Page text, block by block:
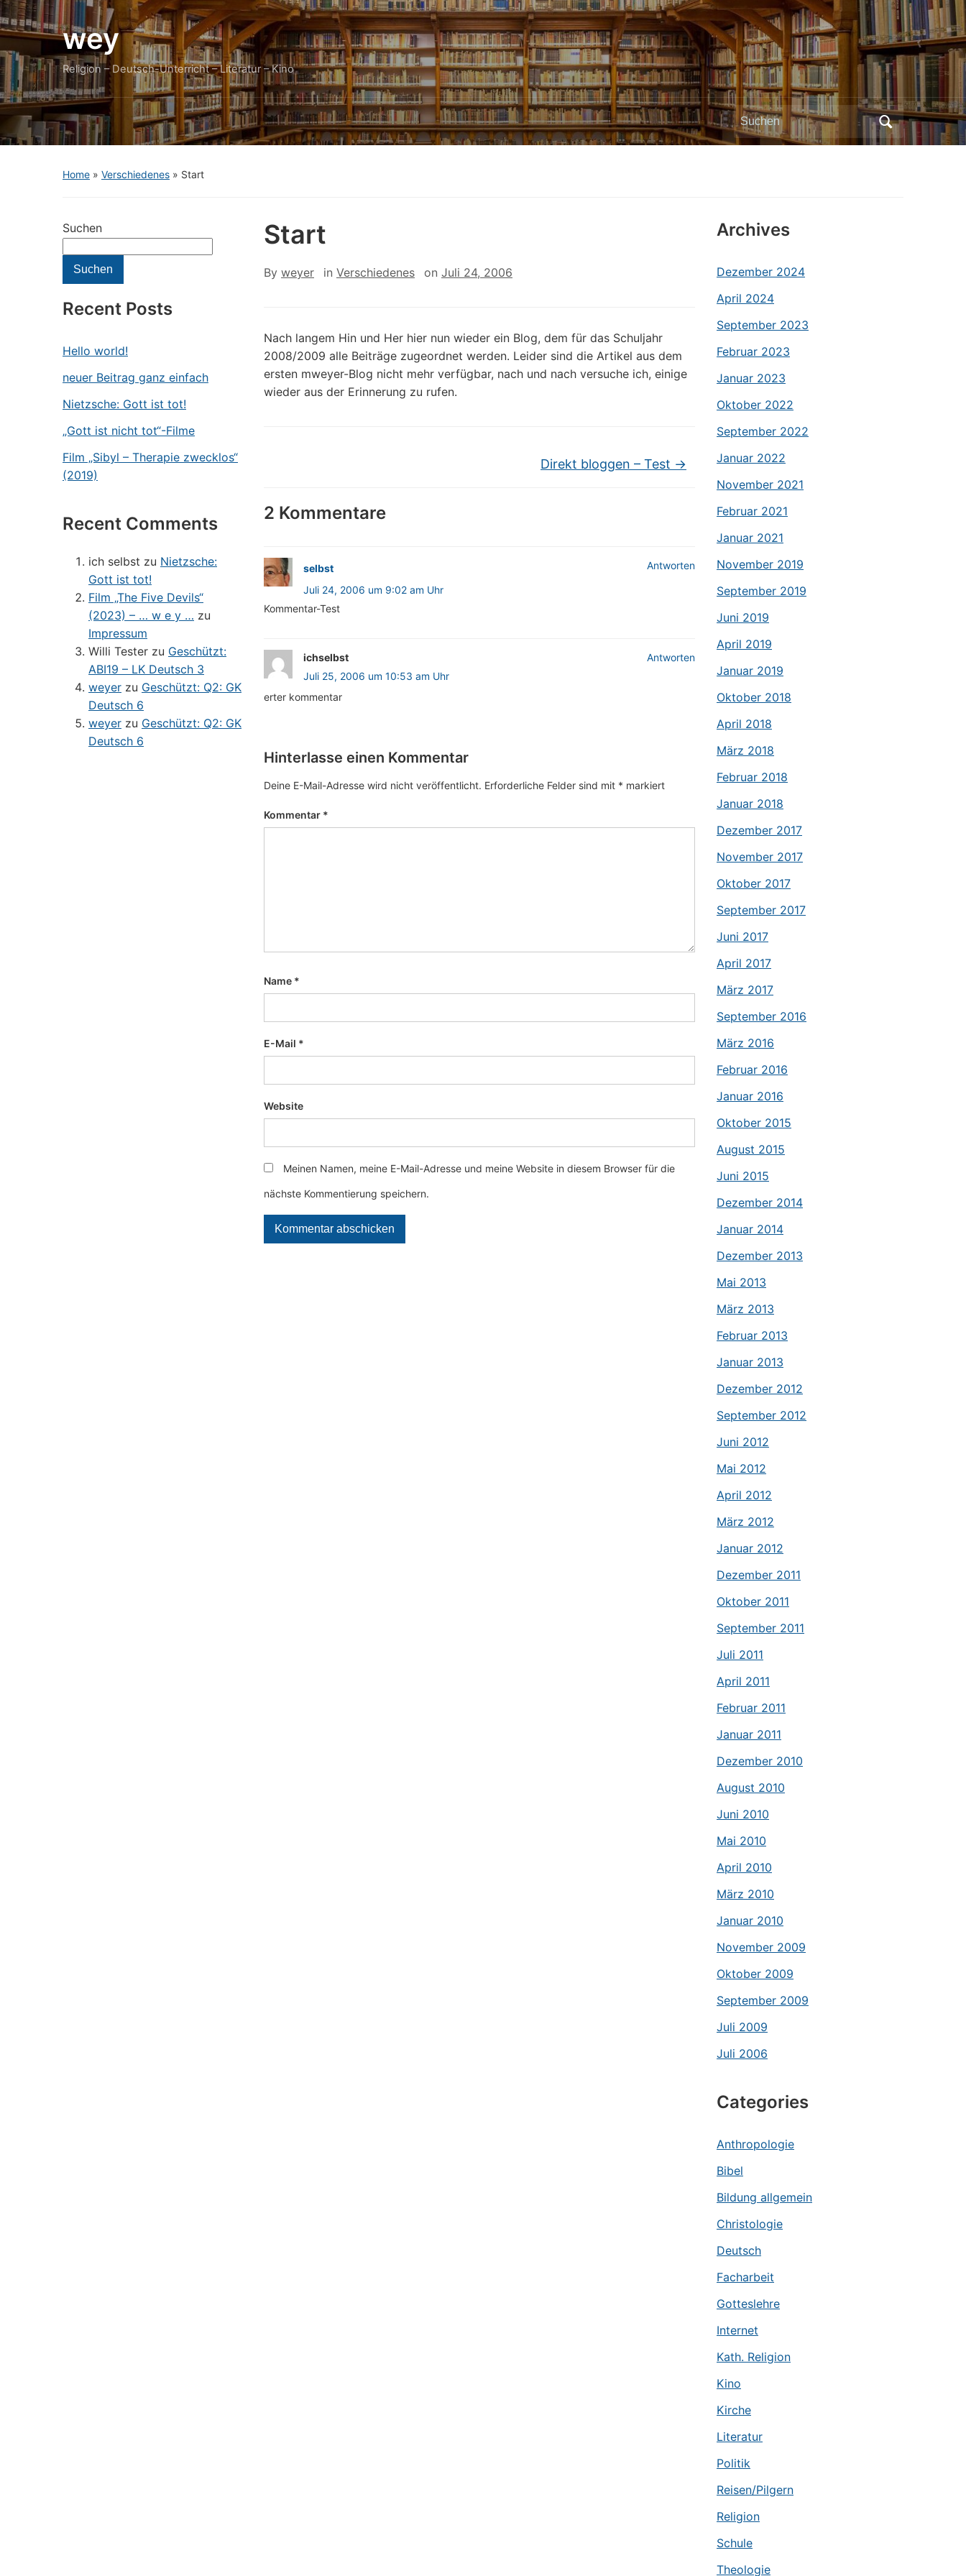
wey
Religion – Deutsch-Unterricht – Literatur – Kino
Search
for:
Home » Verschiedenes » Start
Suchen
Suchen
Recent Posts
Hello world!
neuer Beitrag ganz einfach
Nietzsche: Gott ist tot!
„Gott ist nicht tot“-Filme
Film „Sibyl – Therapie zwecklos“
(2019)
Recent Comments
ich selbst zu Nietzsche:
Gott ist tot!
Film „The Five Devils“
(2023) – … w e y … zu
Impressum
Willi Tester zu Geschützt:
ABI19 – LK Deutsch 3
weyer zu Geschützt: Q2: GK
Deutsch 6
weyer zu Geschützt: Q2: GK
Deutsch 6
Start
By weyer in Verschiedenes on Juli 24, 2006
Nach langem Hin und Her hier nun wieder ein Blog, dem für das Schuljahr
2008/2009 alle Beiträge zugeordnet werden. Leider sind die Artikel aus dem
ersten mweyer-Blog nicht mehr verfügbar, nach und nach versuche ich, einige
wieder aus der Erinnerung zu rufen.
Direkt bloggen – Test →
2 Kommentare
selbst
Juli 24, 2006 um 9:02 am Uhr
Kommentar-Test
Antworten
ichselbst
Juli 25, 2006 um 10:53 am Uhr
erter kommentar
Antworten
Hinterlasse einen Kommentar
Deine E-Mail-Adresse wird nicht veröffentlicht. Erforderliche Felder sind mit * markiert
Kommentar *
Name *
E-Mail *
Website
Meinen Namen, meine E-Mail-Adresse und meine Website in diesem Browser für die
nächste Kommentierung speichern.
Archives
Dezember 2024
April 2024
September 2023
Februar 2023
Januar 2023
Oktober 2022
September 2022
Januar 2022
November 2021
Februar 2021
Januar 2021
November 2019
September 2019
Juni 2019
April 2019
Januar 2019
Oktober 2018
April 2018
März 2018
Februar 2018
Januar 2018
Dezember 2017
November 2017
Oktober 2017
September 2017
Juni 2017
April 2017
März 2017
September 2016
März 2016
Februar 2016
Januar 2016
Oktober 2015
August 2015
Juni 2015
Dezember 2014
Januar 2014
Dezember 2013
Mai 2013
März 2013
Februar 2013
Januar 2013
Dezember 2012
September 2012
Juni 2012
Mai 2012
April 2012
März 2012
Januar 2012
Dezember 2011
Oktober 2011
September 2011
Juli 2011
April 2011
Februar 2011
Januar 2011
Dezember 2010
August 2010
Juni 2010
Mai 2010
April 2010
März 2010
Januar 2010
November 2009
Oktober 2009
September 2009
Juli 2009
Juli 2006
Categories
Anthropologie
Bibel
Bildung allgemein
Christologie
Deutsch
Facharbeit
Gotteslehre
Internet
Kath. Religion
Kino
Kirche
Literatur
Politik
Reisen/Pilgern
Religion
Schule
Theologie